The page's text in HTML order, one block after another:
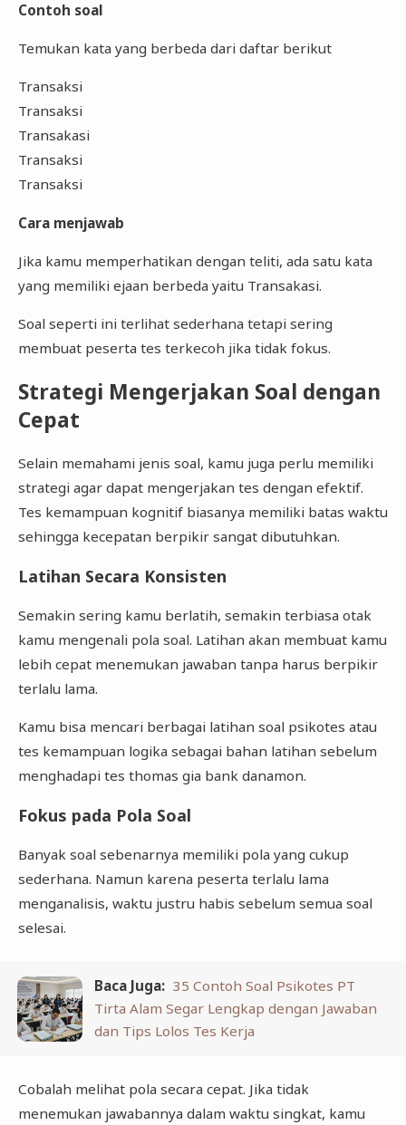
Contoh soal
Temukan kata yang berbeda dari daftar berikut
Transaksi
Transaksi
Transakasi
Transaksi
Transaksi
Cara menjawab
Jika kamu memperhatikan dengan teliti, ada satu kata
yang memiliki ejaan berbeda yaitu Transakasi.
Soal seperti ini terlihat sederhana tetapi sering
membuat peserta tes terkecoh jika tidak fokus.
Strategi Mengerjakan Soal dengan
Cepat
Selain memahami jenis soal, kamu juga perlu memiliki
strategi agar dapat mengerjakan tes dengan efektif.
Tes kemampuan kognitif biasanya memiliki batas waktu
sehingga kecepatan berpikir sangat dibutuhkan.
Latihan Secara Konsisten
Semakin sering kamu berlatih, semakin terbiasa otak
kamu mengenali pola soal. Latihan akan membuat kamu
lebih cepat menemukan jawaban tanpa harus berpikir
terlalu lama.
Kamu bisa mencari berbagai latihan soal psikotes atau
tes kemampuan logika sebagai bahan latihan sebelum
menghadapi tes thomas gia bank danamon.
Fokus pada Pola Soal
Banyak soal sebenarnya memiliki pola yang cukup
sederhana. Namun karena peserta terlalu lama
menganalisis, waktu justru habis sebelum semua soal
selesai.
Baca Juga: 35 Contoh Soal Psikotes PT
Tirta Alam Segar Lengkap dengan Jawaban
dan Tips Lolos Tes Kerja
Cobalah melihat pola secara cepat. Jika tidak
menemukan jawabannya dalam waktu singkat, kamu